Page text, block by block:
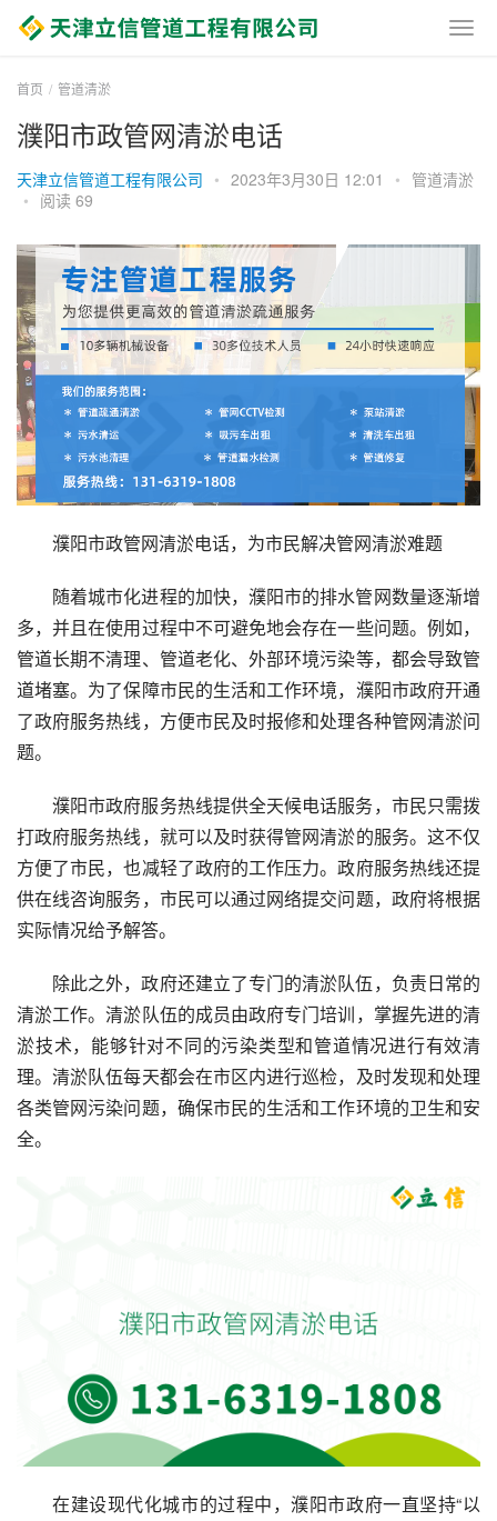
首页 管道清淤
濮阳市政管网清淤电话
天津立信管道工程有限公司 • 2023年3月30日 12:01 • 管道清淤
• 阅读 69
濮阳市政管网清淤电话，为市民解决管网清淤难题
随着城市化进程的加快，濮阳市的排水管网数量逐渐增
多，并且在使用过程中不可避免地会存在一些问题。例如，
管道长期不清理、管道老化、外部环境污染等，都会导致管
道堵塞。为了保障市民的生活和工作环境，濮阳市政府开通
了政府服务热线，方便市民及时报修和处理各种管网清淤问
题。
濮阳市政府服务热线提供全天候电话服务，市民只需拨
打政府服务热线，就可以及时获得管网清淤的服务。这不仅
方便了市民，也减轻了政府的工作压力。政府服务热线还提
供在线咨询服务，市民可以通过网络提交问题，政府将根据
实际情况给予解答。
除此之外，政府还建立了专门的清淤队伍，负责日常的
清淤工作。清淤队伍的成员由政府专门培训，掌握先进的清
淤技术，能够针对不同的污染类型和管道情况进行有效清
理。清淤队伍每天都会在市区内进行巡检，及时发现和处理
各类管网污染问题，确保市民的生活和工作环境的卫生和安
全。
在建设现代化城市的过程中，濮阳市政府一直坚持“以